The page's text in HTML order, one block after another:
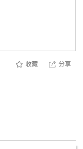
收藏 分享